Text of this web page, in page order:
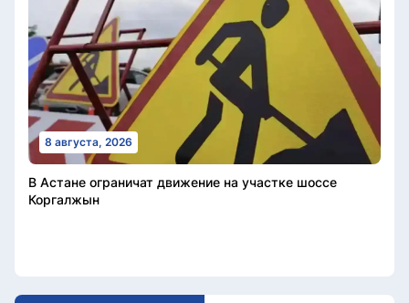
8 августа, 2026
В Астане ограничат движение на участке шоссе
Коргалжын